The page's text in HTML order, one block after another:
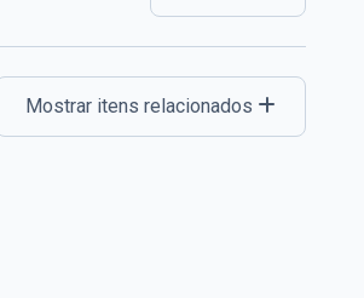
Mostrar itens relacionados